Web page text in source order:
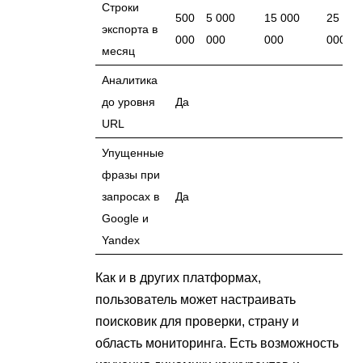
Строки
экспорта в
месяц
500
000
5 000
000
15 000
000
25 000
000
Аналитика
до уровня
URL
Да
Упущенные
фразы при
запросах в
Google и
Yandex
Да
Как и в других платформах,
пользователь может настраивать
поисковик для проверки, страну и
область мониторинга. Есть возможность